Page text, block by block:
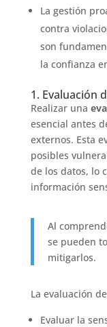
La gestión
contra
son
la confianza
1. Evaluación
Realizar una
esencial antes
externos. Esta
posibles
de los datos, lo
información
Al
se pueden
mitigarlos.
La evaluación
Evaluar la